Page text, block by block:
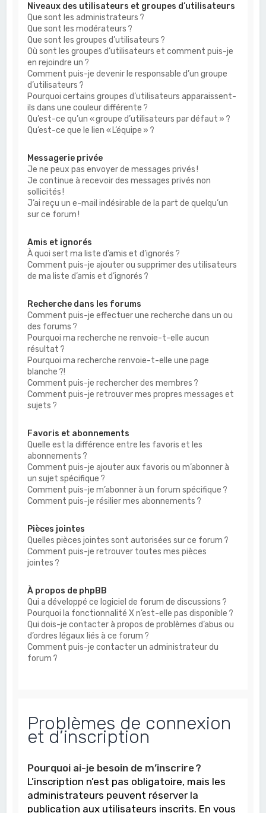
Niveaux des utilisateurs et groupes d’utilisateurs
Que sont les administrateurs ?
Que sont les modérateurs ?
Que sont les groupes d’utilisateurs ?
Où sont les groupes d’utilisateurs et comment puis-je
en rejoindre un ?
Comment puis-je devenir le responsable d’un groupe
d’utilisateurs ?
Pourquoi certains groupes d’utilisateurs apparaissent-
ils dans une couleur différente ?
Qu’est-ce qu’un « groupe d’utilisateurs par défaut » ?
Qu’est-ce que le lien « L’équipe » ?
Messagerie privée
Je ne peux pas envoyer de messages privés !
Je continue à recevoir des messages privés non
sollicités !
J’ai reçu un e-mail indésirable de la part de quelqu’un
sur ce forum !
Amis et ignorés
À quoi sert ma liste d’amis et d’ignorés ?
Comment puis-je ajouter ou supprimer des utilisateurs
de ma liste d’amis et d’ignorés ?
Recherche dans les forums
Comment puis-je effectuer une recherche dans un ou
des forums ?
Pourquoi ma recherche ne renvoie-t-elle aucun
résultat ?
Pourquoi ma recherche renvoie-t-elle une page
blanche ?!
Comment puis-je rechercher des membres ?
Comment puis-je retrouver mes propres messages et
sujets ?
Favoris et abonnements
Quelle est la différence entre les favoris et les
abonnements ?
Comment puis-je ajouter aux favoris ou m’abonner à
un sujet spécifique ?
Comment puis-je m’abonner à un forum spécifique ?
Comment puis-je résilier mes abonnements ?
Pièces jointes
Quelles pièces jointes sont autorisées sur ce forum ?
Comment puis-je retrouver toutes mes pièces
jointes ?
À propos de phpBB
Qui a développé ce logiciel de forum de discussions ?
Pourquoi la fonctionnalité X n’est-elle pas disponible ?
Qui dois-je contacter à propos de problèmes d’abus ou
d’ordres légaux liés à ce forum ?
Comment puis-je contacter un administrateur du
forum ?
Problèmes de connexion
et d’inscription
Pourquoi ai-je besoin de m’inscrire ?
L’inscription n’est pas obligatoire, mais les
administrateurs peuvent réserver la
publication aux utilisateurs inscrits. En vous